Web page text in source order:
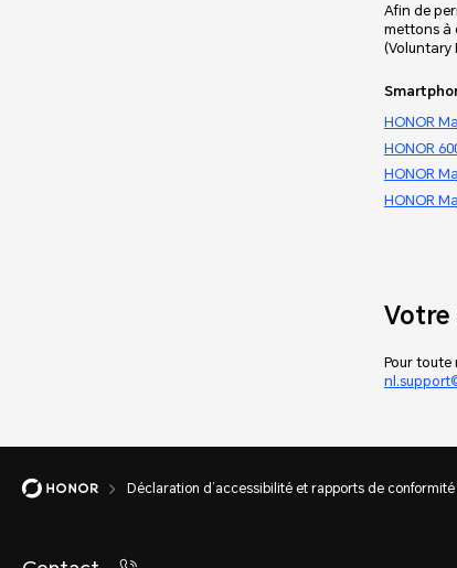
Afin de
mettons à
(Voluntary
HONOR
HONOR
HONOR
HONOR
Votre
Pour toute
Déclaration d’accessibilité et rapports de conformité